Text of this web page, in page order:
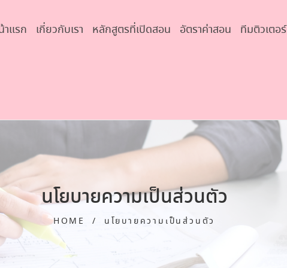
าแรก เกี่ยวกับเรา หลักสูตรที่เปิดสอน อัตราค่าสอน ทีมติวเตอร์
นโยบายความเป็นส่วนตัว
HOME / นโยบายความเป็นส่วนตัว